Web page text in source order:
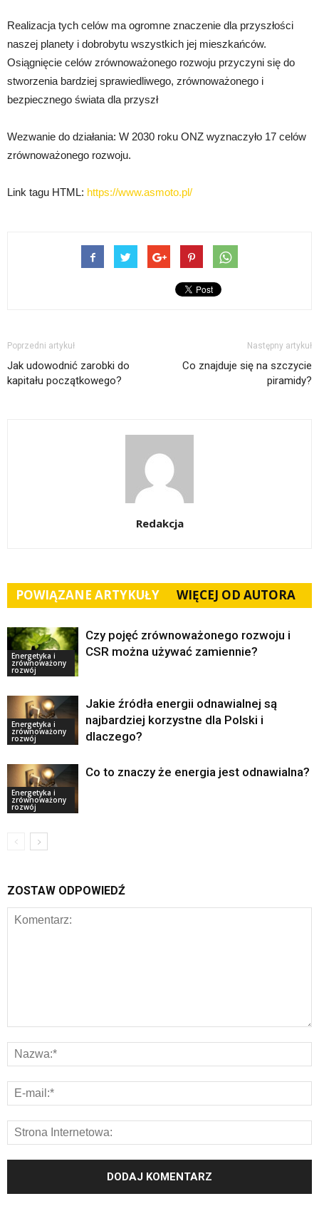
Realizacja tych celów ma ogromne znaczenie dla przyszłości
naszej planety i dobrobytu wszystkich jej mieszkańców.
Osiągnięcie celów zrównoważonego rozwoju przyczyni się do
stworzenia bardziej sprawiedliwego, zrównoważonego i
bezpiecznego świata dla przyszł
Wezwanie do działania: W 2030 roku ONZ wyznaczyło 17 celów
zrównoważonego rozwoju.
Link tagu HTML: https://www.asmoto.pl/
Poprzedni artykuł
Jak udowodnić zarobki do
kapitału początkowego?
Następny artykuł
Co znajduje się na szczycie
piramidy?
Redakcja
POWIĄZANE ARTYKUŁY WIĘCEJ OD AUTORA
Energetyka i
zrównoważony
rozwój
Czy pojęć zrównoważonego rozwoju i
CSR można używać zamiennie?
Energetyka i
zrównoważony
rozwój
Jakie źródła energii odnawialnej są
najbardziej korzystne dla Polski i
dlaczego?
Energetyka i
zrównoważony
rozwój
Co to znaczy że energia jest odnawialna?
ZOSTAW ODPOWIEDŹ